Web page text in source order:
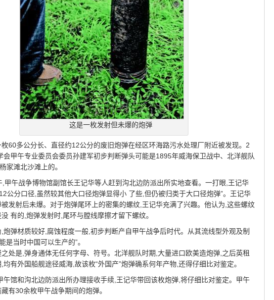
这是一枚发射但未爆的炮弹
60多公分长、直径约12公分的废旧炮弹在经区环海路污水处理厂附近被发现。2
会甲午专业委员会委员孙建军初步判断弹头可能是1895年威海保卫战中、北洋舰队
家滩北沙滩上的。
,甲午战争博物馆副馆长王记华等人赶到沟北边防派出所实地查看。一打眼,王记华
公分口径,虽然较其他大口径炮弹显得小 了些,但仍被归类于大口径炮弹”。王记华
发射后未爆。对于炮弹尾环上的密集的螺纹,王记华充满了兴趣。他认为,这些螺纹
有的,炮弹发射时,尾环与膛线摩擦才留下螺纹。
炮弹材质较好,腐蚀程度一般,初步判断产自甲午战争后时代。从其流线型外观及制
是当时中国可以生产的”。
处是,弹身通体无任何字母、符号。北洋舰队时期,大量进口欧美造炮弹,之后英租
均有外国船舰途径威海,故该枚“外国产”炮弹确系何年产物,还得仔细比对鉴定。
午馆和沟北边防派出所办理接收手续,王记华带回该枚炮弹,将仔细比对鉴定。甲午
有30余枚甲午战争期间的炮弹。